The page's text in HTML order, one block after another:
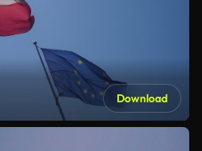
Download